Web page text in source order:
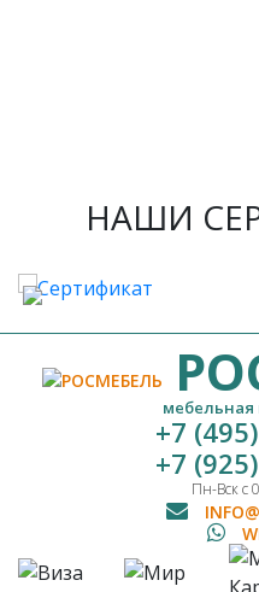
НАШИ
мебельная
+7
+7
Пн-Вск с